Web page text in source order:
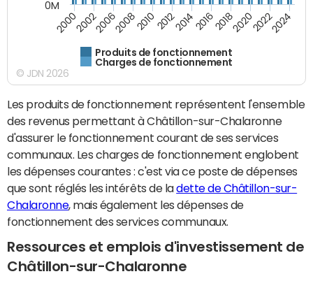
Produits de fonctionnement
Charges de fonctionnement
200020022006200820102012201420162018202020222024
0M
© JDN 2026
Les produits de fonctionnement représentent l'ensemble
des revenus permettant à Châtillon-sur-Chalaronne
d'assurer le fonctionnement courant de ses services
communaux. Les charges de fonctionnement englobent
les dépenses courantes : c'est via ce poste de dépenses
que sont réglés les intérêts de ladette de Châtillon-sur-
Chalaronne, mais également les dépenses de
fonctionnement des services communaux.
Ressources et emplois d'investissement de
Châtillon-sur-Chalaronne